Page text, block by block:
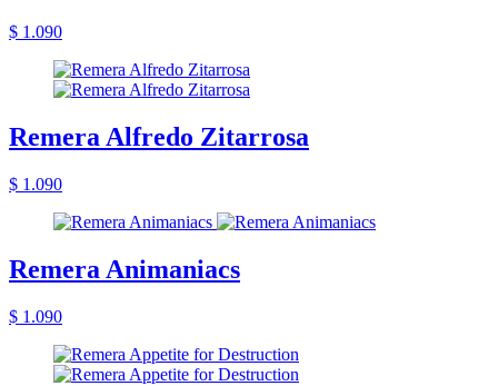
$ 1.090
Remera Alfredo Zitarrosa
$ 1.090
Remera Animaniacs
$ 1.090